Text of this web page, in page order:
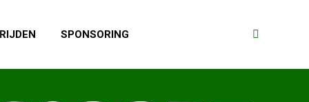
SPONSORING Search: